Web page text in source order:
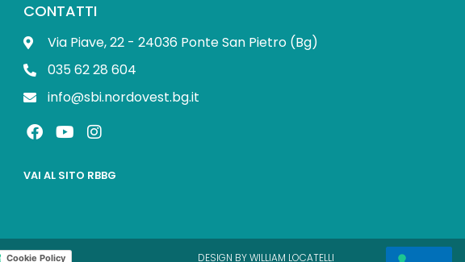
CONTATTI
Via Piave, 22 - 24036 Ponte San Pietro (Bg)
035 62 28 604
info@sbi.nordovest.bg.it
F
a
e
k
Y
o
t
I
n
t
a
VAI AL SITO RBBG
Cookie Policy DESIGN BY WILLIAM LOCATELLI